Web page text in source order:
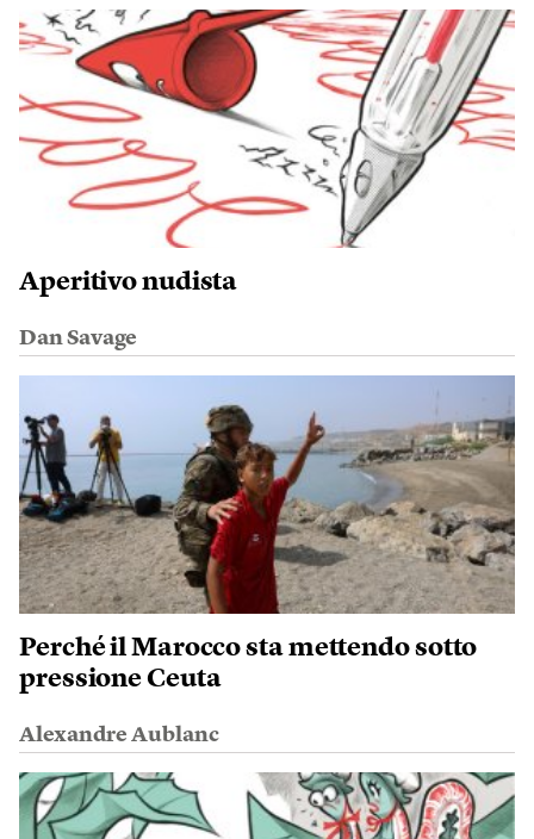
Aperitivo nudista
Dan Savage
Perché il Marocco sta mettendo sotto
pressione Ceuta
Alexandre Aublanc